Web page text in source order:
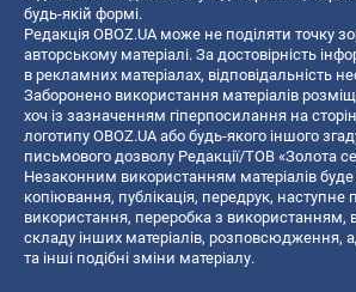
будь-якій формі.
Редакція OBOZ.UA може не поділяти точку
авторському матеріалі. За достовірність
в рекламних матеріалах, відповідальність
Заборонено використання матеріалів
хоч із зазначенням гіперпосилання на
логотипу OBOZ.UA або будь-якого іншого
письмового дозволу Редакції/ТОВ «Золота
Незаконним використанням матеріалів
копiювання, публiкацiя, передрук, наступне
використання, переробка з
складу інших матеріалів, розповсюдження,
та інші подібні зміни матеріалу.